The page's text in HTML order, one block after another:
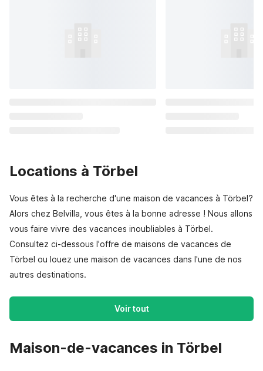
Locations à Törbel
Vous êtes à la recherche d'une maison de vacances à Törbel?
Alors chez Belvilla, vous êtes à la bonne adresse ! Nous allons
vous faire vivre des vacances inoubliables à Törbel.
Consultez ci-dessous l'offre de maisons de vacances de
Törbel ou louez une maison de vacances dans l'une de nos
autres destinations.
Voir tout
Maison-de-vacances in Törbel